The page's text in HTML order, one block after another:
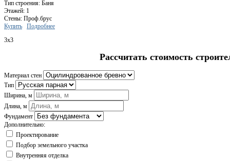
Тип строения: Баня
Этажей: 1
Стены: Проф.брус
Купить
Подробнее
3x3
Рассчитать стоимость
Материал стен
Тип
Ширина, м
Длина, м
Фундамент
Дополнительно:
Проектирование
Подбор земельного участка
Внутренняя отделка